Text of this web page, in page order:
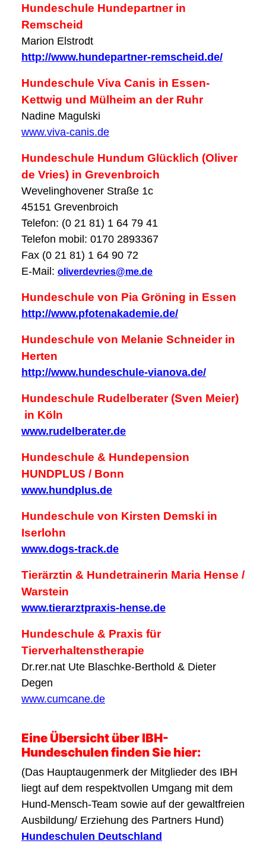
Hundeschule Hundepartner in
Remscheid
Marion Elstrodt
http://www.hundepartner-remscheid.de/
Hundeschule Viva Canis in Essen-
Kettwig und Mülheim an der Ruhr
Nadine Magulski
www.viva-canis.de
Hundeschule Hundum Glücklich (Oliver
de Vries) in Grevenbroich
Wevelinghovener Straße 1c
45151 Grevenbroich
Telefon: (0 21 81) 1 64 79 41
Telefon mobil: 0170 2893367
Fax (0 21 81) 1 64 90 72
E-Mail: oliverdevries@me.de
Hundeschule von Pia Gröning in Essen
http://www.pfotenakademie.de/
Hundeschule von Melanie Schneider in
Herten
http://www.hundeschule-vianova.de/
Hundeschule Rudelberater (Sven Meier)
in Köln
www.rudelberater.de
Hundeschule & Hundepension
HUNDPLUS / Bonn
www.hundplus.de
Hundeschule von Kirsten Demski in
Iserlohn
www.dogs-track.de
Tierärztin & Hundetrainerin Maria Hense /
Warstein
www.tierarztpraxis-hense.de
Hundeschule & Praxis für
Tierverhaltenstherapie
Dr.rer.nat Ute Blaschke-Berthold & Dieter
Degen
www.cumcane.de
Eine Übersicht über IBH-
Hundeschulen finden Sie hier:
(Das Hauptaugenmerk der Mitglieder des IBH
liegt auf dem respektvollen Umgang mit dem
Hund-Mensch-Team sowie auf der gewaltfreien
Ausbildung/ Erziehung des Partners Hund)
Hundeschulen Deutschland